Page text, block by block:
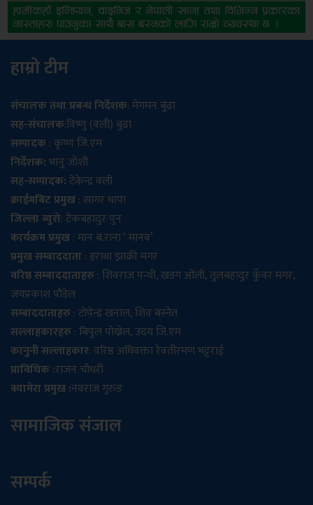
हाम्रो टीम
संचालक तथा प्रबन्ध निर्देशक: मेगमन बुढा
सह-संचालक:विष्णु (वली) बुढा
सम्पादक: कृष्ण जि.एम
निर्देशक:भानु जोशी
सह-सम्पादक:टेकेन्द्र वली
क्राईमबिट प्रमुख: सागर थापा
जिल्ला ब्युरो: टेकबहादुर पुन
कार्यक्रम प्रमुख: मान ब.राना ‘ मानव’
प्रमुख सम्बाददाता: इराधा झाक्री मगर
वरिष्ठ सम्बाददाताहरु: शिवराज पन्थी, खडग ओली, तुलबहादुर कुँवर मगर,
जयप्रकाश पौडेल
सम्बाददाताहरु: टोपेन्द्र खनाल, शिव बस्नेत
सल्लाहकारहरु: बिपुल पोख्रेल, उदय जि.एम
कानुनी सल्लाहकार: वरिष्ठ अधिवक्ता रेवतीरमण भट्टराई
प्राविधिक :राजन चौधरी
क्यामेरा प्रमुख :नवराज गुरुङ
सामाजिक संजाल
सम्पर्क